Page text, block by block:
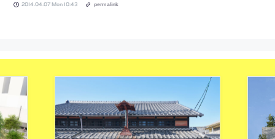
2014.04.07 Mon 10:43 permalink